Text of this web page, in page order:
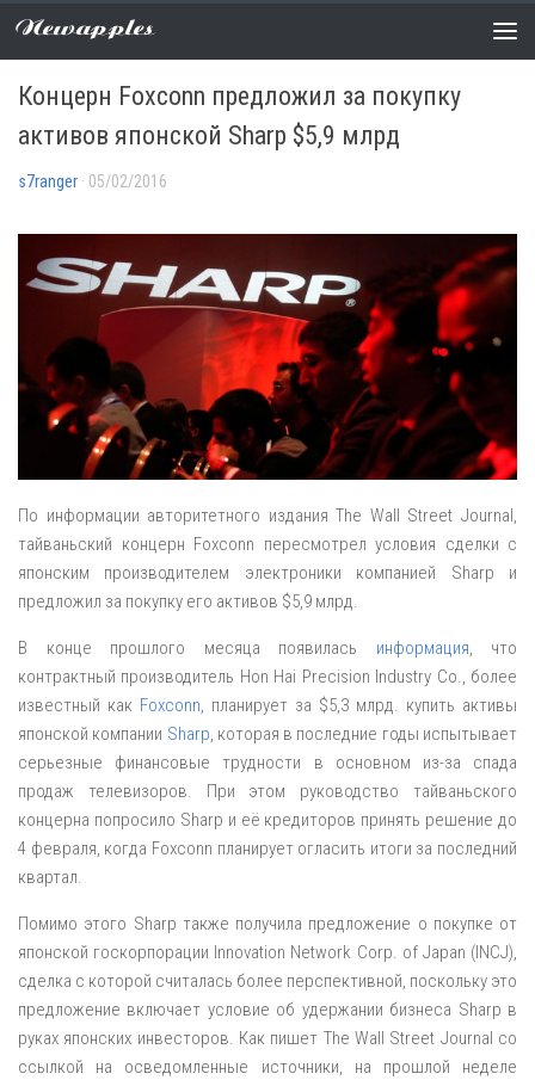
Newapples
НОВОСТИ 0 COMMENTS
Концерн Foxconn предложил за покупку
активов японской Sharp $5,9 млрд
s7ranger · 05/02/2016
По информации авторитетного издания The Wall Street Journal,
тайваньский концерн Foxconn пересмотрел условия сделки с
японским производителем электроники компанией Sharp и
предложил за покупку его активов $5,9 млрд.
В конце прошлого месяца появилась информация , что
контрактный производитель Hon Hai Precision Industry Co., более
известный как Foxconn , планирует за $5,3 млрд. купить активы
японской компании Sharp , которая в последние годы испытывает
серьезные финансовые трудности в основном из-за спада
продаж телевизоров. При этом руководство тайваньского
концерна попросило Sharp и её кредиторов принять решение до
4 февраля, когда Foxconn планирует огласить итоги за последний
квартал.
Помимо этого Sharp также получила предложение о покупке от
японской госкорпорации Innovation Network Corp. of Japan (INCJ),
сделка с которой считалась более перспективной, поскольку это
предложение включает условие об удержании бизнеса Sharp в
руках японских инвесторов. Как пишет The Wall Street Journal со
ссылкой на осведомленные источники, на прошлой неделе